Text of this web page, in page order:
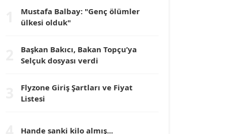
Dr. HAKAN TARTAN
Köşe Yazarı
Mustafa Balbay: "Genç ölümler
ülkesi olduk"
Başkan Bakıcı, Bakan Topçu’ya
Selçuk dosyası verdi
Flyzone Giriş Şartları ve Fiyat
Listesi
Hande sanki kilo almış...